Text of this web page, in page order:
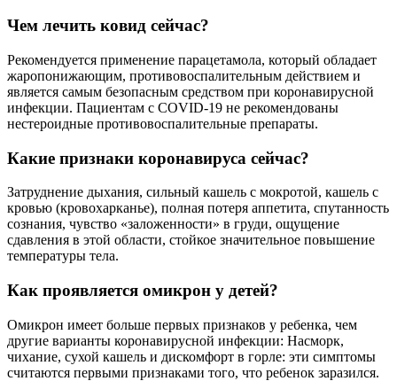
Чем лечить ковид сейчас?
Рекомендуется применение парацетамола, который обладает
жаропонижающим, противовоспалительным действием и
является самым безопасным средством при коронавирусной
инфекции. Пациентам с COVID-19 не рекомендованы
нестероидные противовоспалительные препараты.
Какие признаки коронавируса сейчас?
Затруднение дыхания, сильный кашель с мокротой, кашель с
кровью (кровохарканье), полная потеря аппетита, спутанность
сознания, чувство «заложенности» в груди, ощущение
сдавления в этой области, стойкое значительное повышение
температуры тела.
Как проявляется омикрон у детей?
Омикрон имеет больше первых признаков у ребенка, чем
другие варианты коронавирусной инфекции: Насморк,
чихание, сухой кашель и дискомфорт в горле: эти симптомы
считаются первыми признаками того, что ребенок заразился.